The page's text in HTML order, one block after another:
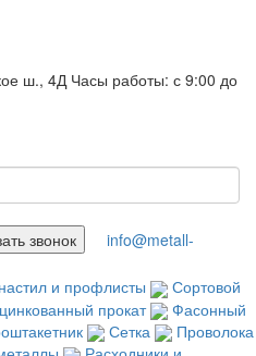
ш., 4Д Часы работы: с 9:00 до
звонок
info@metall-
и профлисты
Сортовой
прокат
Фасонный
Сетка
Проволока